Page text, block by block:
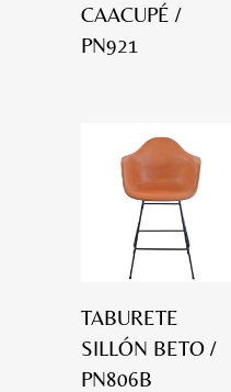
CAACUPÉ /
PN921
TABURETE
SILLÓN BETO /
PN806B